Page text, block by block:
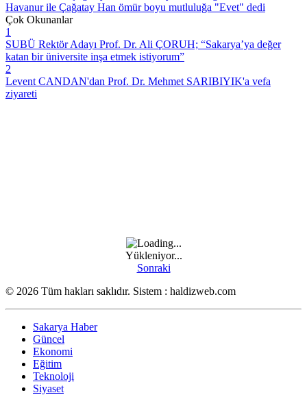
Havanur ile Çağatay Han ömür boyu mutluluğa "Evet" dedi
Çok Okunanlar
1
SUBÜ Rektör Adayı Prof. Dr. Ali ÇORUH; “Sakarya’ya değer
katan bir üniversite inşa etmek istiyorum”
2
Levent CANDAN'dan Prof. Dr. Mehmet SARIBIYIK'a vefa
ziyareti
Yükleniyor...
Sonraki
© 2026 Tüm hakları saklıdır. Sistem : haldizweb.com
Sakarya Haber
Güncel
Ekonomi
Eğitim
Teknoloji
Siyaset